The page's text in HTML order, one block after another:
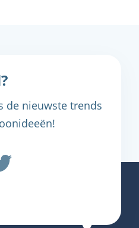
de nieuwste trends